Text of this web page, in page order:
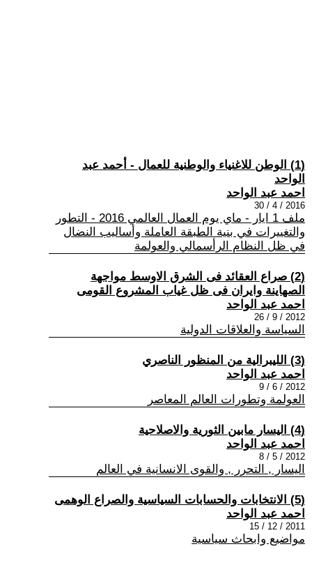
(1) الوطن للاغنياء والوطنية للعمال - أحمد عبد
الواحد
احمد عبد الواحد
2016 / 4 / 30
ملف 1 ايار - ماي يوم العمال العالمي 2016 - التطور
والتغييرات في بنية الطبقة العاملة وأساليب النضال
في ظل النظام الرأسمالي والعولمة
(2) صراع العقائد فى الشرق الاوسط مواجهة
الصهاينة وايران فى ظل غياب المشروع القومى
احمد عبد الواحد
2012 / 9 / 26
السياسة والعلاقات الدولية
(3) الليبرالية من المنظور الناصري
احمد عبد الواحد
2012 / 6 / 9
العولمة وتطورات العالم المعاصر
(4) اليسار مابين الثورية والاصلاحية
احمد عبد الواحد
2012 / 5 / 8
اليسار , التحرر , والقوى الانسانية في العالم
(5) الانتخابات والحسابات السياسية والصراع الوهمى
احمد عبد الواحد
2011 / 12 / 15
مواضيع وابحاث سياسية